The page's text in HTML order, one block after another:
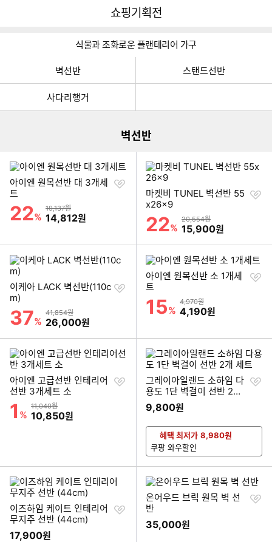
다나와
쇼핑기획전
식물과 조화로운 플랜테리어 가구
벽선반 스탠드선반
사다리행거
벽선반
아이엔 원목선반 대 3개세
트
할인률
22%
상품금액
19,137원
할인금액
14,812원
찜
마켓비 TUNEL 벽선반 55
x26x9
할인률
22%
상품금액
20,554원
할인금액
15,900원
찜
이케아 LACK 벽선반(110c
m)
할인률
37%
상품금액
41,854원
할인금액
26,000원
찜
아이엔 원목선반 소 1개세
트
할인률
15%
상품금액
4,970원
할인금액
4,190원
찜
아이엔 고급선반 인테리어
선반 3개세트 소
할인률
1 %
상품금액
11,040원
할인금액
10,850원
찜
그레이아일랜드 소하임 다
용도 1단 벽걸이 선반 2개
세트
9,800원
찜
혜택 최저가 8,980원
쿠팡 와우할인
이즈하임 케이트 인테리어
무지주 선반 (44cm)
17,900원
찜
온어우드 브릭 원목 벽 선
반
35,000원
찜